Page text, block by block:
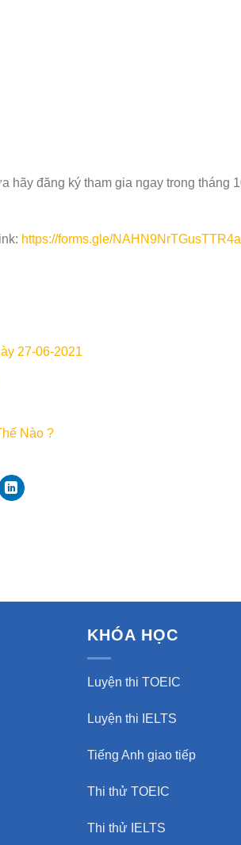
hãy đăng ký tham gia ngay trong tháng
https://forms.gle/
27-06-2021
Nào ?
KHÓA HỌC
Luyện thi TOEIC
Luyện thi IELTS
Tiếng Anh giao tiếp
Thi thử TOEIC
Thi thử IELTS